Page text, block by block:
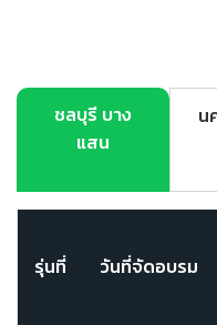
ชลบุรี บาง
แสน
น
รุ่นที่ วันที่จัดอบรม